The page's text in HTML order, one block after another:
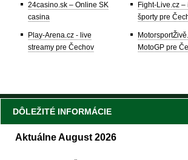
24casino.sk – Online SK
casina
Play-Arena.cz - live
streamy pre Čechov
Fight-Live.cz –
športy pre
MotoGP pre
DÔLEŽITÉ INFORMÁCIE
Aktuálne August 2026